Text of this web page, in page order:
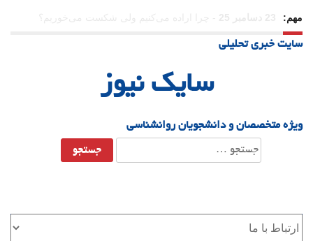
مهم:
سایت خبری تحلیلی
سایک نیوز
ویژه متخصصان و دانشجویان روانشناسی
جستجو
برای: